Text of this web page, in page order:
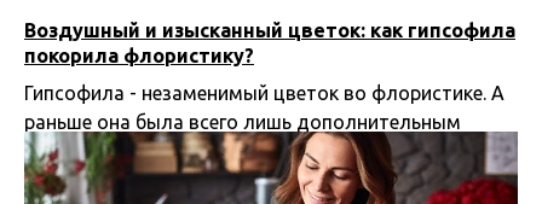
Воздушный и изысканный цветок: как гипсофила
покорила флористику?
Гипсофила - незаменимый цветок во флористике. А
раньше она была всего лишь дополнительным
декором.
02.12.2023 18:00